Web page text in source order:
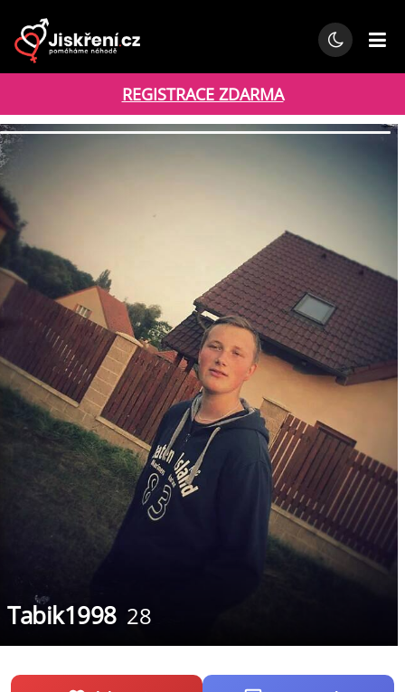
REGISTRACE ZDARMA
Tabik1998 28